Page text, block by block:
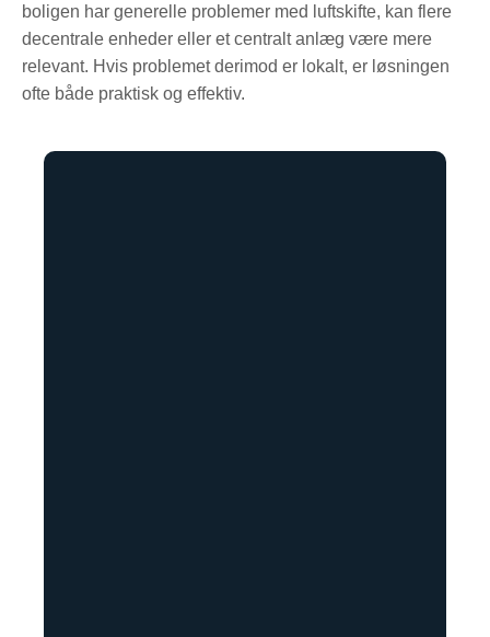
boligen har generelle problemer med luftskifte, kan flere
decentrale enheder eller et centralt anlæg være mere
relevant. Hvis problemet derimod er lokalt, er løsningen
ofte både praktisk og effektiv.